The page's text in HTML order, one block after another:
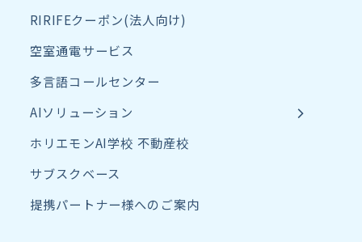
RIRIFEクーポン(法人向け)
空室通電サービス
多言語コールセンター
AIソリューション
ホリエモンAI学校 不動産校
サブスクベース
提携パートナー様へのご案内